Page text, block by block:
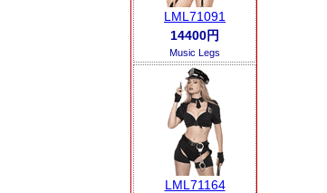
LML71091
14400円
Music Legs
LML71164